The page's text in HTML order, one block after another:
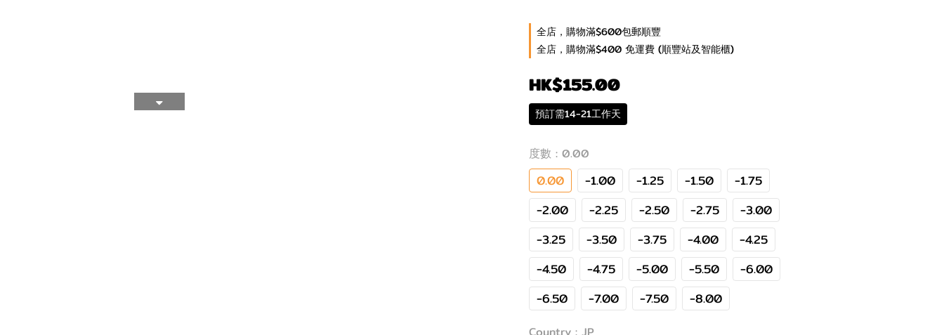
全店，購物滿$600包郵順豐
全店，購物滿$400 免運費 (順豐站及智能櫃)
HK$155.00
預訂需14-21工作天
度數 : 0.00
0.00 -1.00 -1.25 -1.50
-1.75
-2.00
-2.25 -2.50 -2.75
-3.00
-3.25
-3.50 -3.75 -4.00
-4.25
-4.50
-4.75 -5.00 -5.50
-6.00
-6.50
-7.00 -7.50 -8.00